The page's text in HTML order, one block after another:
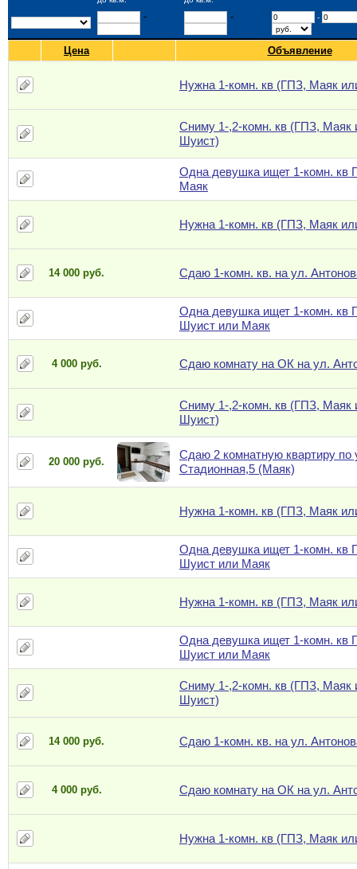
- - -
Цена Объявление
Нужна 1-комн. кв (ГПЗ, Маяк
Сниму 1-,2-комн. кв (ГПЗ, Маяк
Шуист)
Одна девушка ищет 1-комн. кв
Маяк
Нужна 1-комн. кв (ГПЗ, Маяк
14 000 руб. Сдаю 1-комн. кв. на ул.
Одна девушка ищет 1-комн. кв
Шуист или Маяк
4 000 руб. Сдаю комнату на ОК на ул.
Сниму 1-,2-комн. кв (ГПЗ, Маяк
Шуист)
20 000 руб.
Сдаю 2 комнатную квартиру по
Стадионная,5 (Маяк)
Нужна 1-комн. кв (ГПЗ, Маяк
Одна девушка ищет 1-комн. кв
Шуист или Маяк
Нужна 1-комн. кв (ГПЗ, Маяк
Одна девушка ищет 1-комн. кв
Шуист или Маяк
Сниму 1-,2-комн. кв (ГПЗ, Маяк
Шуист)
14 000 руб. Сдаю 1-комн. кв. на ул.
4 000 руб. Сдаю комнату на ОК на ул.
Нужна 1-комн. кв (ГПЗ, Маяк